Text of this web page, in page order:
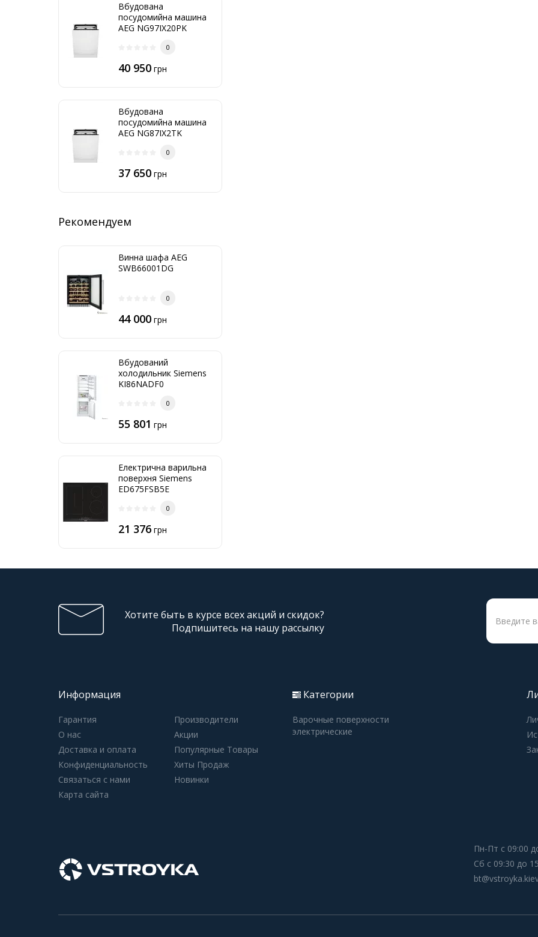
Вбудована
посудомийна машина
AEG NG97IX20PK
0
40 950 грн
Вбудована
посудомийна машина
AEG NG87IX2TK
0
37 650 грн
Рекомендуем
Винна шафа AEG
SWB66001DG
0
44 000 грн
Вбудований
холодильник Siemens
KI86NADF0
0
55 801 грн
Електрична варильна
поверхня Siemens
ED675FSB5E
0
21 376 грн
Хотите быть в курсе всех акций и скидок?
Подпишитесь на нашу рассылку
Информация
Гарантия
О нас
Доставка и оплата
Конфиденциальность
Связаться с нами
Карта сайта
Производители
Акции
Популярные Товары
Хиты Продаж
Новинки
Категории
Варочные поверхности
электрические
Пн-Пт с 09:00
Сб с 09:30 до